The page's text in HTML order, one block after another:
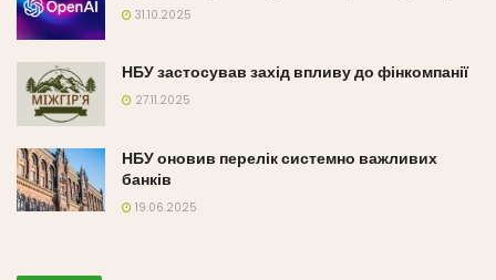
31.10.2025
НБУ застосував захід впливу до фінкомпанії
27.11.2025
НБУ оновив перелік системно важливих
банків
19.06.2025